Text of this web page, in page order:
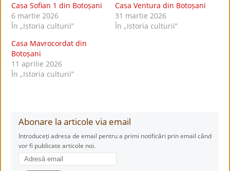
Casa Sofian 1 din Botoșani
6 martie 2026
În „Istoria culturii”
Casa Ventura din Botoșani
31 martie 2026
În „Istoria culturii”
Casa Mavrocordat din
Botoșani
11 aprilie 2026
În „Istoria culturii”
Abonare la articole via email
Introduceți adresa de email pentru a primi notificări prin email când
vor fi publicate articole noi.
Adresă
email